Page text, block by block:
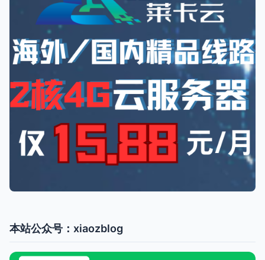
本站公众号：xiaozblog